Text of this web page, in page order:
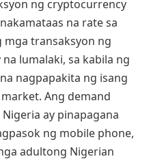
ng cryptocurrency
na rate sa
transaksyon ng
lumalaki, sa kabila ng
nagpapakita ng isang
Ang demand
ay pinapagana
ng mobile phone,
adultong Nigerian